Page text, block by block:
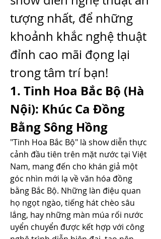
tượng nhất, để những
khoảnh khắc nghệ thuật
đỉnh cao mãi đọng lại
trong tâm trí bạn!
1. Tinh Hoa Bắc Bộ (Hà
Nội): Khúc Ca Đồng
Bằng Sông Hồng
"Tinh Hoa Bắc Bộ" là show diễn thực
cảnh đầu tiên trên mặt nước tại Việt
Nam, mang đến cho khán giả một
góc nhìn mới lạ về văn hóa đồng
bằng Bắc Bộ. Những làn điệu quan
họ ngọt ngào, tiếng hát chèo sâu
lắng, hay những màn múa rối nước
uyển chuyển được kết hợp với công